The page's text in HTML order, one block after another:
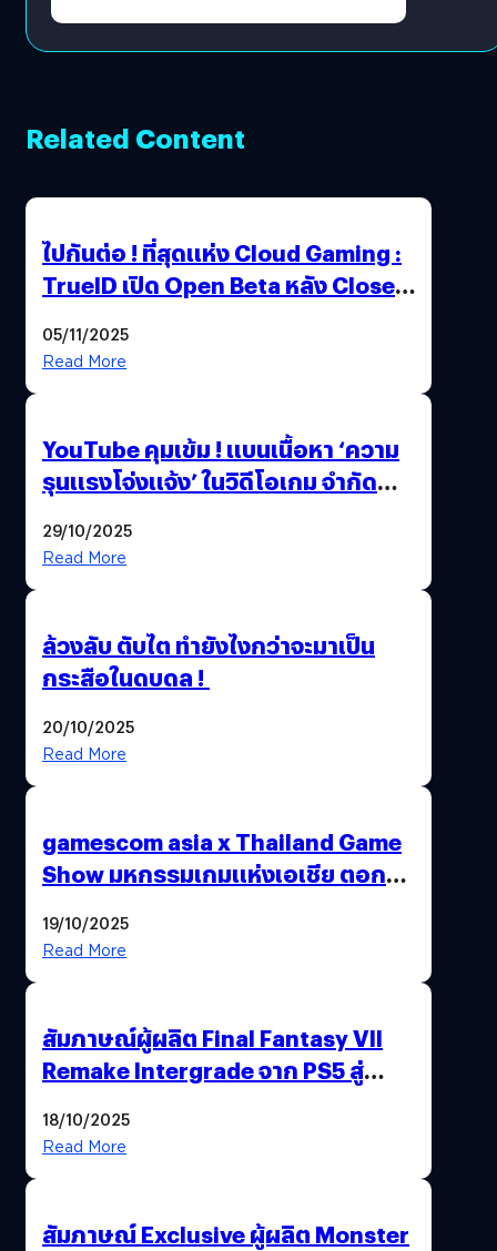
Related Content
ไปกันต่อ ! ที่สุดแห่ง Cloud Gaming :
TrueID เปิด Open Beta หลัง Close
Thailand Game Show 2025 ทะลุ 15
05/11/2025
Read More
YouTube คุมเข้ม ! แบนเนื้อหา ‘ความ
รุนแรงโจ่งแจ้ง’ ในวิดีโอเกม จำกัด
29/10/2025
Read More
ล้วงลับ ตับไต ทำยังไงกว่าจะมาเป็น
กระสือในดบดล !
20/10/2025
Read More
gamescom asia x Thailand Game
Show มหกรรมเกมแห่งเอเชีย ตอกย้ำ
พาณิชย์ร่วมชูความสำเร็จ
19/10/2025
Read More
สัมภาษณ์ผู้ผลิต Final Fantasy VII
Remake Intergrade จาก PS5 สู่
18/10/2025
Read More
สัมภาษณ์ Exclusive ผู้ผลิต Monster